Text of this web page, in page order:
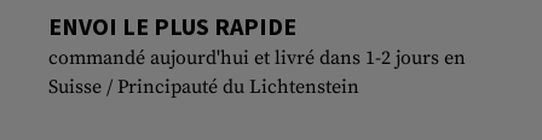
ENVOI LE PLUS RAPIDE
commandé aujourd'hui et livré dans 1-2 jours en
Suisse / Principauté du Lichtenstein